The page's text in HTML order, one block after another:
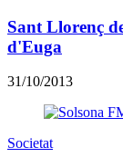
Sant Llorenç
d'Euga
31/10/2013
Societat